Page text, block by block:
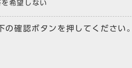
を希望しない
確認ボタンを押してください。